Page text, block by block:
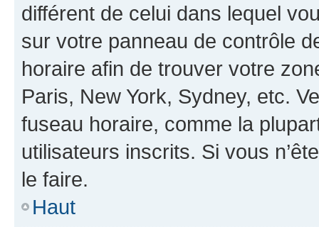
différent de celui dans lequel
sur votre panneau de contrôle
horaire afin de trouver votre
Paris, New York, Sydney, etc.
fuseau horaire, comme la
utilisateurs inscrits. Si vous
le faire.
Haut